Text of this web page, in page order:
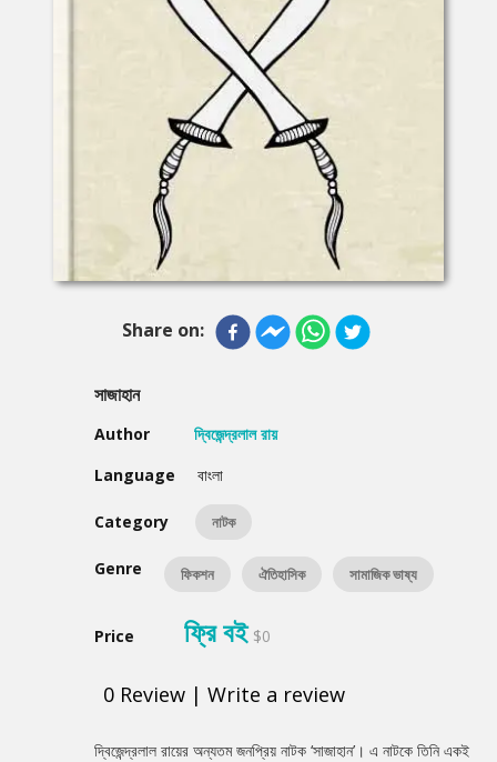
Share on:
সাজাহান
Author
দ্বিজেন্দ্রলাল রায়
Language
বাংলা
Category নাটক
Genre ফিকশন ঐতিহাসিক সামাজিক ভাষ্য
Price ফ্রি বই $0
0 Review | Write a review
Product
দ্বিজেন্দ্রলাল রায়ের অন্যতম জনপ্রিয় নাটক ‘সাজাহান’। এ নাটকে তিনি একই